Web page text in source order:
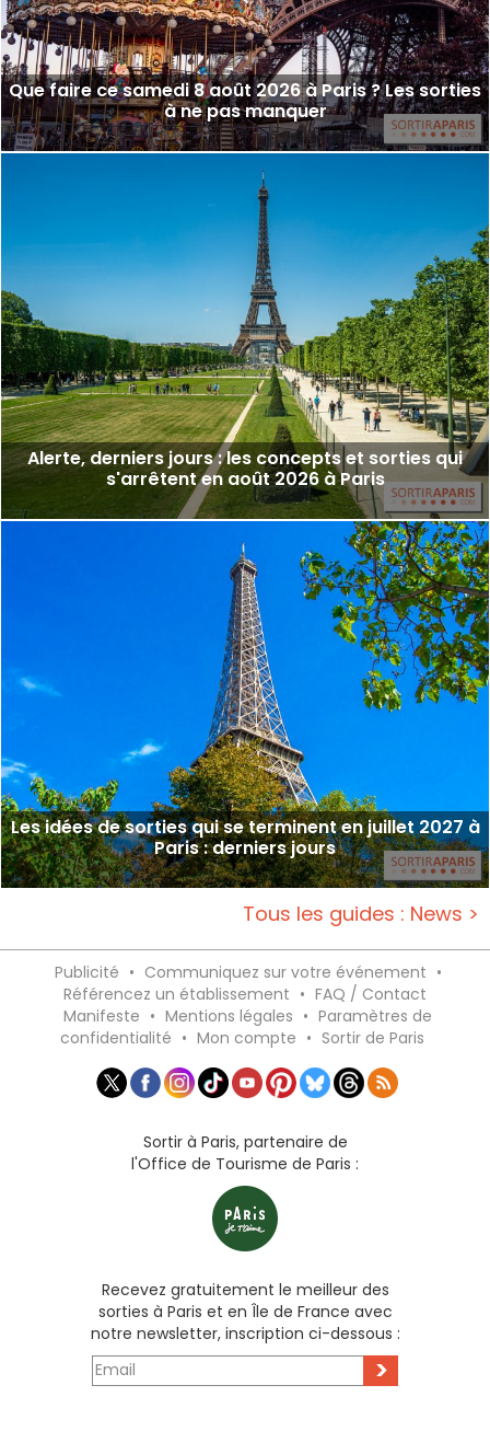
Que faire ce samedi 8 août 2026 à Paris ? Les sorties
à ne pas manquer
Alerte, derniers jours : les concepts et sorties qui
s'arrêtent en août 2026 à Paris
Les idées de sorties qui se terminent en juillet 2027 à
Paris : derniers jours
Tous les guides : News >
Publicité • Communiquez sur votre événement •
Référencez un établissement • FAQ / Contact
Manifeste • Mentions légales • Paramètres de
confidentialité • Mon compte • Sortir de Paris
Sortir à Paris, partenaire de
l'Office de Tourisme de Paris :
Recevez gratuitement le meilleur des
sorties à Paris et en Île de France avec
notre newsletter, inscription ci-dessous :
>